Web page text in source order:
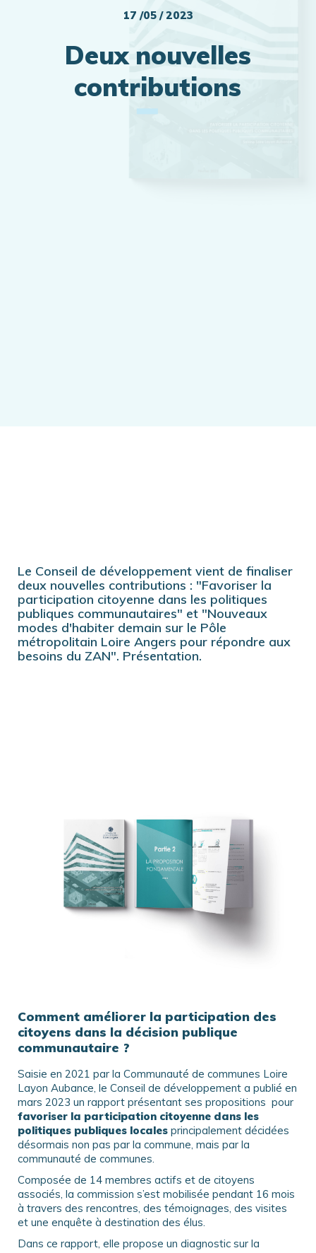
17 /05 / 2023
Deux nouvelles
contributions
Le Conseil de développement vient de finaliser
deux nouvelles contributions : "Favoriser la
participation citoyenne dans les politiques
publiques communautaires" et "Nouveaux
modes d'habiter demain sur le Pôle
métropolitain Loire Angers pour répondre aux
besoins du ZAN". Présentation.
Comment améliorer la participation des
citoyens dans la décision publique
communautaire ?
Saisie en 2021 par la Communauté de communes Loire
Layon Aubance, le Conseil de développement a publié en
mars 2023 un rapport présentant ses propositions pour
favoriser la participation citoyenne dans les
politiques publiques locales principalement décidées
désormais non pas par la commune, mais par la
communauté de communes.
Composée de 14 membres actifs et de citoyens
associés, la commission s’est mobilisée pendant 16 mois
à travers des rencontres, des témoignages, des visites
et une enquête à destination des élus.
Dans ce rapport, elle propose un diagnostic sur la